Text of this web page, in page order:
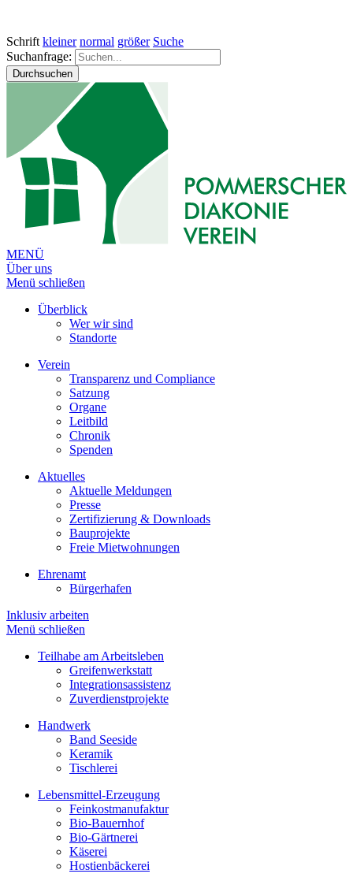
Schrift kleiner normal größer Suche
Suchanfrage:
Durchsuchen
MENÜ
Über uns
Menü schließen
Überblick
Wer wir sind
Standorte
Verein
Transparenz und Compliance
Satzung
Organe
Leitbild
Chronik
Spenden
Aktuelles
Aktuelle Meldungen
Presse
Zertifizierung & Downloads
Bauprojekte
Freie Mietwohnungen
Ehrenamt
Bürgerhafen
Inklusiv arbeiten
Menü schließen
Teilhabe am Arbeitsleben
Greifenwerkstatt
Integrationsassistenz
Zuverdienstprojekte
Handwerk
Band Seeside
Keramik
Tischlerei
Lebensmittel-Erzeugung
Feinkostmanufaktur
Bio-Bauernhof
Bio-Gärtnerei
Käserei
Hostienbäckerei